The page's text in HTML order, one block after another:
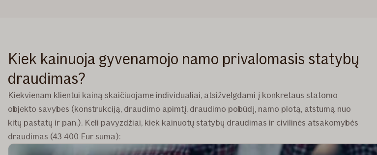
Kiek kainuoja gyvenamojo namo privalomasis statybų
draudimas?
Kiekvienam klientui kainą skaičiuojame individualiai, atsižvelgdami į konkretaus statomo
objekto savybes (konstrukciją, draudimo apimtį, draudimo pobūdį, namo plotą, atstumą nuo
kitų pastatų ir pan.). Keli pavyzdžiai, kiek kainuotų statybų draudimas ir civilinės atsakomybės
draudimas (43 400 Eur suma):